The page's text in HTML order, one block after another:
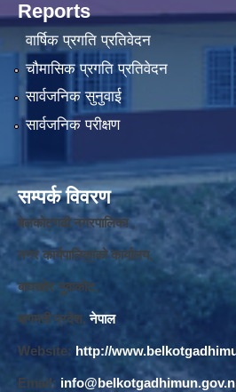
Reports
वार्षिक प्रगति प्रतिवेदन
चौमासिक प्रगति प्रतिवेदन
सार्वजनिक सुनुवाई
सार्वजनिक परीक्षण
सम्पर्क विवरण
बेलकोटगढी नगरपालिका ,
नगर कार्यपालिकाको कार्यालय,
बाघखोर नुवाकोट,
बागमती प्रदेश, नेपाल
Website: http://
Email: